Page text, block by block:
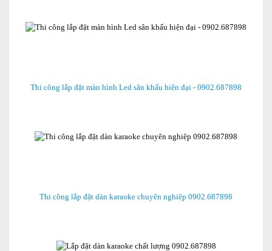
Thi công lắp đặt màn hình Led sân khấu hiện đại - 0902.687898
Thi công lắp đặt dàn karaoke chuyên nghiệp 0902.687898